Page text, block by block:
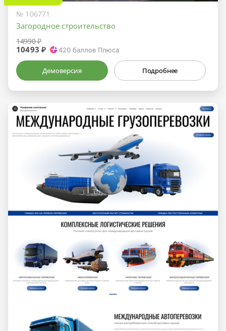
№ 106771
Загородное строительство
14990 ₽
10493 ₽ 420 баллов Плюса
Демоверсия Подробнее